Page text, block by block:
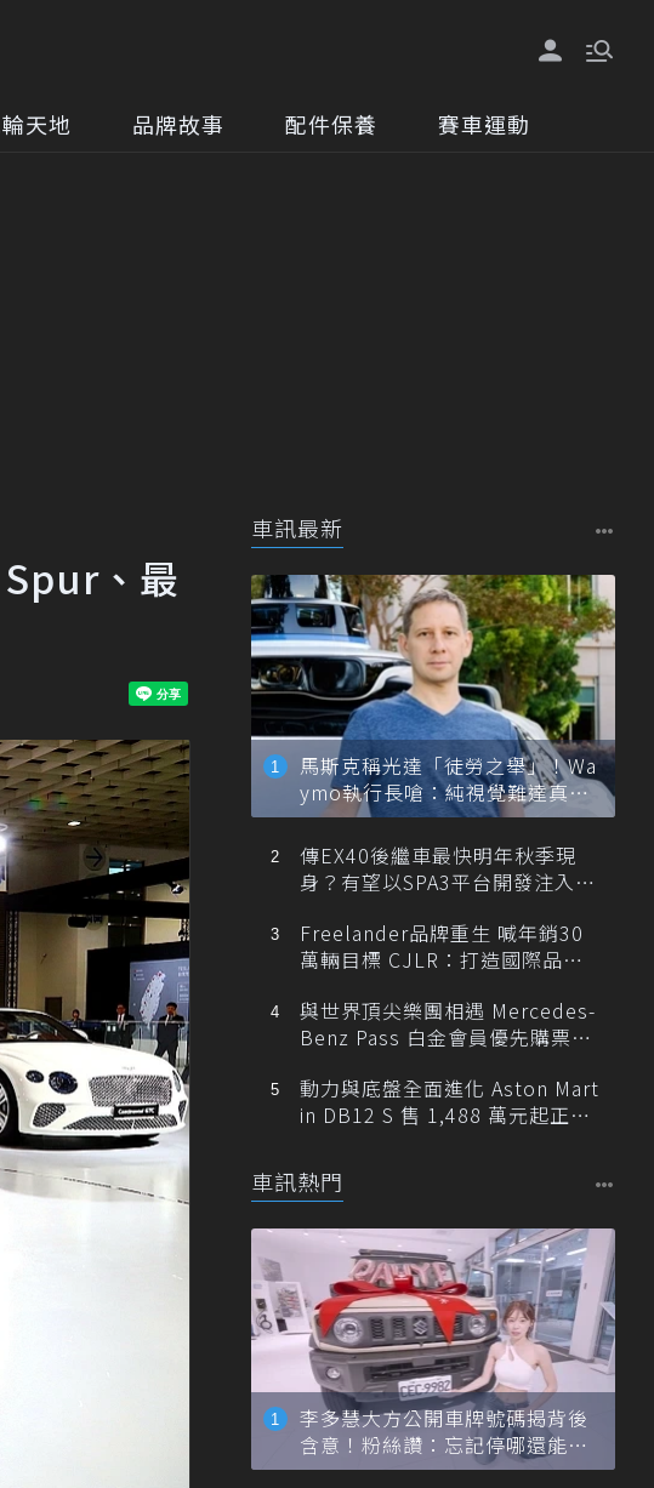
天地 品牌故事 配件保養 賽車運動
、最
車訊最新
馬斯克稱光達「徒勞之舉」！Wa
ymo執行長嗆：純視覺難達真正
自動駕駛
傳EX40後繼車最快明年秋季現
身？有望以SPA3平台開發注入80
Freelander品牌重生 喊年銷30
萬輛目標 CJLR：打造國際品牌
與世界頂尖樂團相遇 Mercedes-
Benz Pass 白金會員優先購票維
動力與底盤全面進化 Aston Mart
in DB12 S 售 1,488 萬元起正式
車訊熱門
李多慧大方公開車牌號碼揭背後
含意！粉絲讚：忘記停哪還能幫
忙找車